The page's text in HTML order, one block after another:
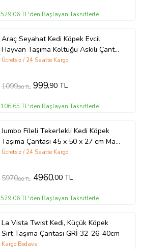
529,06 TL'den Başlayan Taksitlerle
Araç Seyahat Kedi Köpek Evcil
Hayvan Taşıma Koltuğu Askılı Çanta
Araba Yatağıııı (Siyah)
Ücretsiz / 24 Saatte Kargo
1099,90 TL 999,90 TL
106,65 TL'den Başlayan Taksitlerle
Jumbo Fileli Tekerlekli Kedi Köpek
Taşıma Çantası 45 x 50 x 27 cm Mavi
15 kg
Ücretsiz / 24 Saatte Kargo
5970,00 TL 4960,00 TL
529,06 TL'den Başlayan Taksitlerle
La Vista Twist Kedi, Küçük Köpek
Sırt Taşıma Çantası GRİ 32-26-40cm
Kargo Bedava